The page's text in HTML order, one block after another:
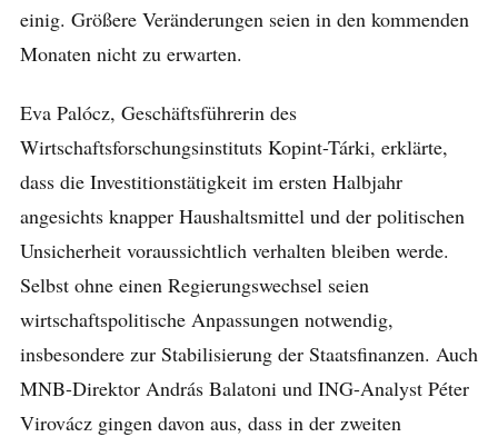
einig. Größere Veränderungen seien in den kommenden
Monaten nicht zu erwarten.
Eva Palócz, Geschäftsführerin des
Wirtschaftsforschungsinstituts Kopint-Tárki, erklärte,
dass die Investitionstätigkeit im ersten Halbjahr
angesichts knapper Haushaltsmittel und der politischen
Unsicherheit voraussichtlich verhalten bleiben werde.
Selbst ohne einen Regierungswechsel seien
wirtschaftspolitische Anpassungen notwendig,
insbesondere zur Stabilisierung der Staatsfinanzen. Auch
MNB-Direktor András Balatoni und ING-Analyst Péter
Virovácz gingen davon aus, dass in der zweiten